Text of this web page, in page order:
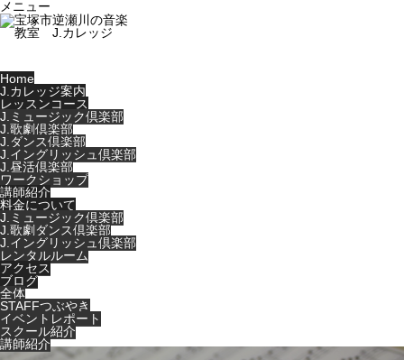
メニュー
Home
J.カレッジ案内
レッスンコース
J.ミュージック倶楽部
J.歌劇倶楽部
J.ダンス倶楽部
J.イングリッシュ倶楽部
J.昼活倶楽部
ワークショップ
講師紹介
料金について
J.ミュージック倶楽部
J.歌劇ダンス倶楽部
J.イングリッシュ倶楽部
レンタルルーム
アクセス
ブログ
全体
STAFFつぶやき
イベントレポート
スクール紹介
講師紹介